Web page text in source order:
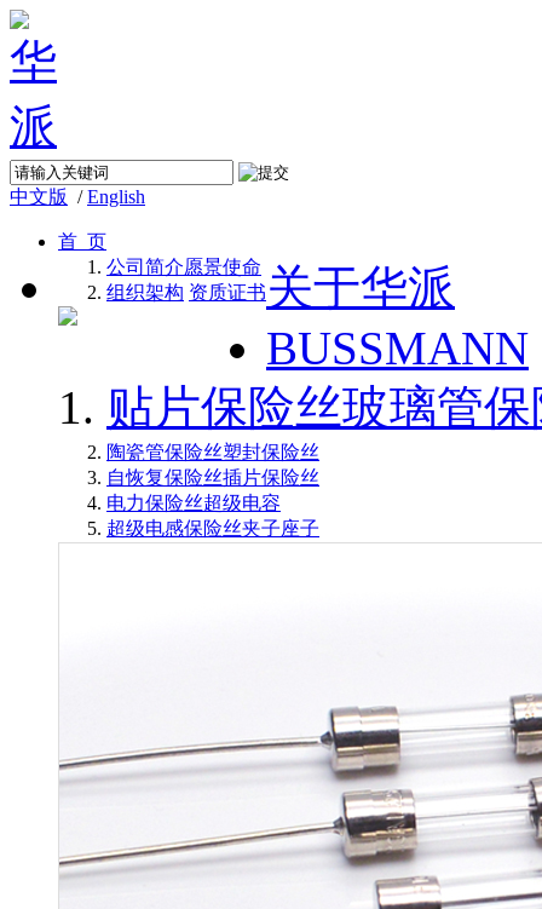
中文版 /English
首 页
关于华派
公司简介愿景使命
组织架构 资质证书
BUSSMANN
贴片保险丝玻璃管
陶瓷管保险丝塑封保险丝
自恢复保险丝插片保险丝
电力保险丝超级电容
超级电感保险丝夹子座子